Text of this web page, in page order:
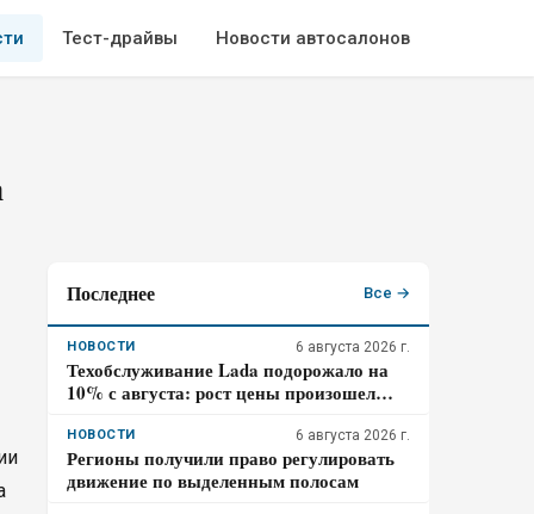
Тест-драйвы Новости автосалонов
Последнее Все →
НОВОСТИ 6 августа 2026 г.
Техобслуживание Lada подорожало на
10% с августа: рост цены произошел
НОВОСТИ 6 августа 2026 г.
Регионы получили право регулировать
движение по выделенным полосам